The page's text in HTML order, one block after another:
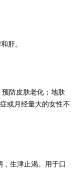
肝。
防皮肤老化；地肤
或月经量大的女性不
生津止渴。用于口